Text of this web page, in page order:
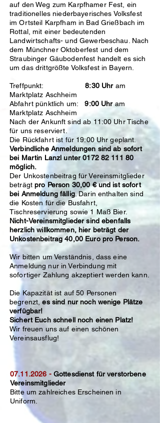
auf den Weg zum Karpfhamer Fest, ein
traditionelles niederbayerisches Volksfest
im Ortsteil Karpfham in Bad Grießbach im
Rottal, mit einer bedeutenden
Landwirtschafts- und Gewerbeschau. Nach
dem Münchner Oktoberfest und dem
Straubinger Gäubodenfest handelt es sich
um das drittgrößte Volksfest in Bayern.
Treffpunkt:8:30 Uhram
Marktplatz Aschheim
Abfahrt pünktlich um:9:00 Uhram
Marktplatz Aschheim
​Nach der Ankunft sind ab 11:00 Uhr Tische
für uns reserviert.
Die Rückfahrt ist für 19:00 Uhr geplant.
Verbindliche Anmeldungen sind ab sofort
bei Martin Lanzl unter0172 82 111 80
möglich.
Der Unkostenbeitrag für Vereinsmitglieder
beträgtpro Person 30,00 € und ist sofort
bei Anmeldung fällig. Darin enthalten sind
die Kosten für die Busfahrt,
Tischreservierung sowie 1 Maß Bier.
Nicht-Vereinsmitglieder sind ebenfalls
herzlich willkommen, hier beträgt der
Unkostenbeitrag 40,00 Euro pro Person.
Wir bitten um Verständnis, dass eine
Anmeldung nur in Verbindung mit
sofortiger Zahlung akzeptiert werden kann.
Die Kapazität ist auf 50 Personen
begrenzt,es sind nur noch wenige Plätze
verfügbar!
Sichert Euch schnell noch einen Platz!
Wir freuen uns auf einen schönen
Vereinsausflug!
07.11.2026 - Gottesdienst für verstorbene
Vereinsmitglieder
​Bitte um zahlreiches Erscheinen in
Uniform.